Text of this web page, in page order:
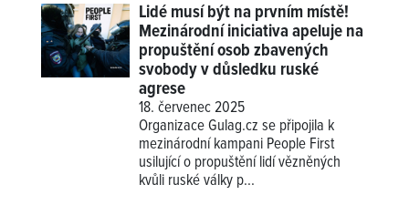
Lidé musí být na prvním místě!
Mezinárodní iniciativa apeluje na
propuštění osob zbavených
svobody v důsledku ruské
agrese
18. červenec 2025
Organizace Gulag.cz se připojila k
mezinárodní kampani People First
usilující o propuštění lidí vězněných
kvůli ruské války p...